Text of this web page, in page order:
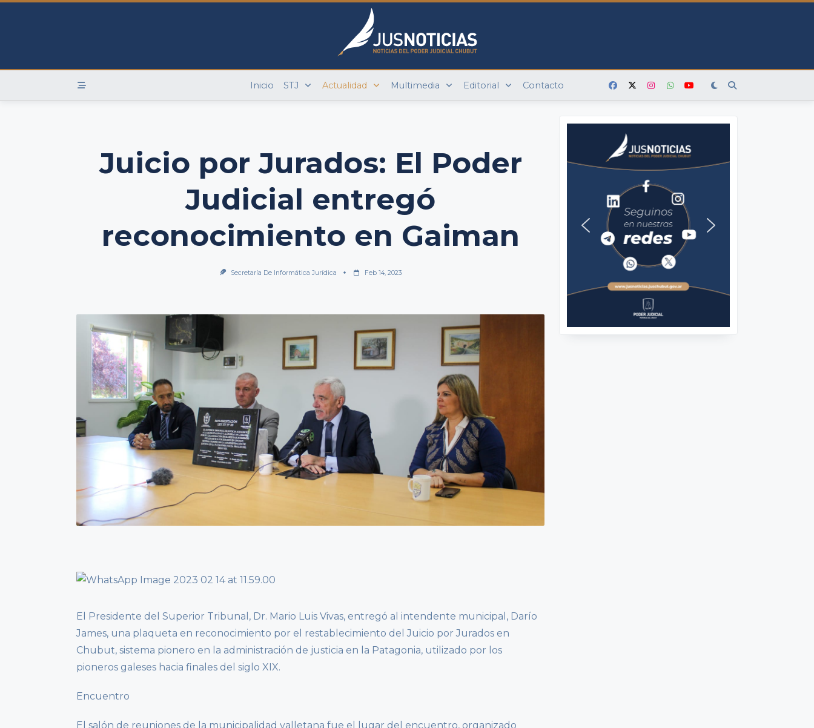
Skip
Inicio STJ Actualidad Multimedia Editorial Contacto
Juicio por Jurados: El Poder
Judicial entregó
reconocimiento en Gaiman
Secretaría De Informática Jurídica Feb 14, 2023
El Presidente del Superior Tribunal, Dr. Mario Luis Vivas, entregó al intendente municipal, Darío
James, una plaqueta en reconocimiento por el restablecimiento del Juicio por Jurados en
Chubut, sistema pionero en la administración de justicia en la Patagonia, utilizado por los
pioneros galeses hacia finales del siglo XIX.
Encuentro
El salón de reuniones de la municipalidad valletana fue el lugar del encuentro, organizado